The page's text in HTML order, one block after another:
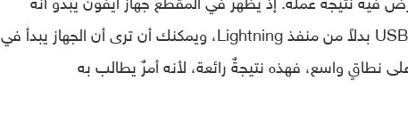
سليمًا، لكن مع وجود فرقٍ واحد، وجود منفذ USB-C بدلاً من منفذ Lightning، ويمكنك أن ترى أن الجهاز يبدأ في
نطاقٍ واسع، فهذه نتيجةٌ رائعة، لأنه أمرٌ يطالب به